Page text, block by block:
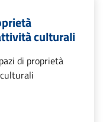
culturali
di proprietà